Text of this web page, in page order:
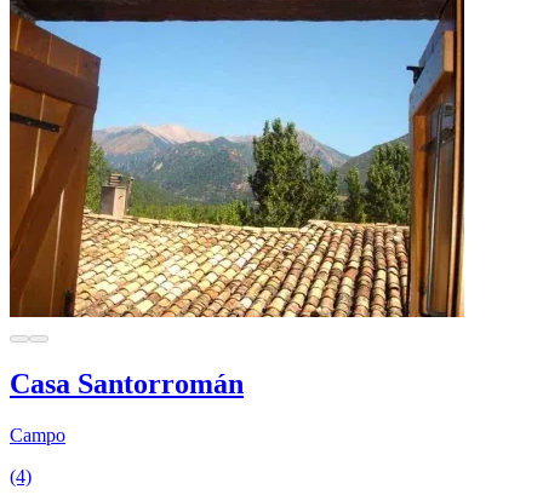
Casa Santorromán
Campo
(4)